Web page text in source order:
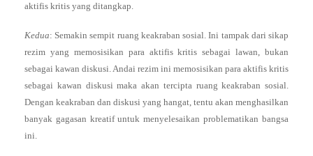
aktifis kritis yang ditangkap.
Kedua: Semakin sempit ruang keakraban sosial. Ini tampak dari sikap
rezim yang memosisikan para aktifis kritis sebagai lawan, bukan
sebagai kawan diskusi. Andai rezim ini memosisikan para aktifis kritis
sebagai kawan diskusi maka akan tercipta ruang keakraban sosial.
Dengan keakraban dan diskusi yang hangat, tentu akan menghasilkan
banyak gagasan kreatif untuk menyelesaikan problematikan bangsa
ini.